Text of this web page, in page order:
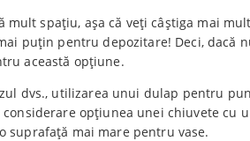
mult spațiu, așa că veți câștiga mai
puțin pentru depozitare! Deci, dacă
această opțiune.
dvs., utilizarea unui dulap pentru
opțiunea unei chiuvete cu
suprafață mai mare pentru vase.